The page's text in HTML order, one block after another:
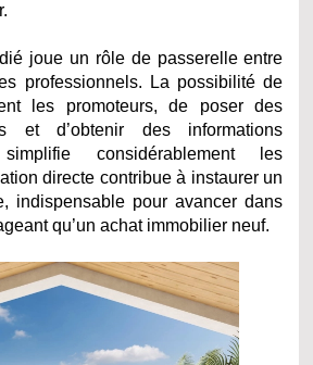
joue un rôle de passerelle entre
professionnels. La possibilité de
les promoteurs, de poser des
et d’obtenir des informations
simplifie considérablement les
directe contribue à instaurer un
indispensable pour avancer dans
qu’un achat immobilier neuf.